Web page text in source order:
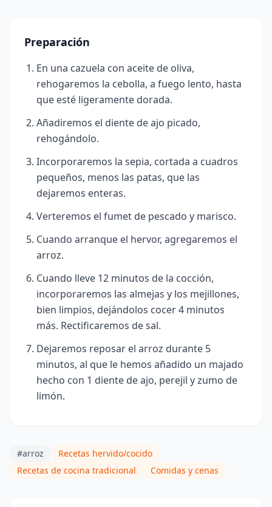
Preparación
En una cazuela con aceite de oliva,
rehogaremos la cebolla, a fuego lento, hasta
que esté ligeramente dorada.
Añadiremos el diente de ajo picado,
rehogándolo.
Incorporaremos la sepia, cortada a cuadros
pequeños, menos las patas, que las
dejaremos enteras.
Verteremos el fumet de pescado y marisco.
Cuando arranque el hervor, agregaremos el
arroz.
Cuando lleve 12 minutos de la cocción,
incorporaremos las almejas y los mejillones,
bien limpios, dejándolos cocer 4 minutos
más. Rectificaremos de sal.
Dejaremos reposar el arroz durante 5
minutos, al que le hemos añadido un majado
hecho con 1 diente de ajo, perejil y zumo de
limón.
#arroz
Recetas hervido/cocido
Recetas de cocina tradicional
Comidas y cenas